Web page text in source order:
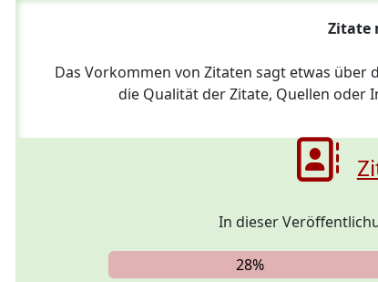
Zitate
Das Vorkommen von Zitaten sagt etwas über
die Qualität der Zitate, Quellen oder
In dieser
28%